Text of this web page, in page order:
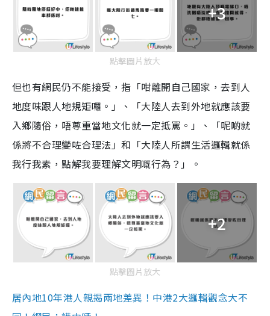
+3
點擊圖片放大
但也有網民仍不能接受，指「咁離開自己國家，去到人
地度味跟人地規矩囉。」、「大陸人去到外地就應該要
入鄉隨俗，唔尊重當地文化就一定抵罵。」、「呢啲就
係將不合理變咗合理法」和「大陸人所謂生活邏輯就係
我行我素，點解我要理解文明嘅行為？」。
+2
點擊圖片放大
居內地10年港人親揭兩地差異！中港2大邏輯觀念大不